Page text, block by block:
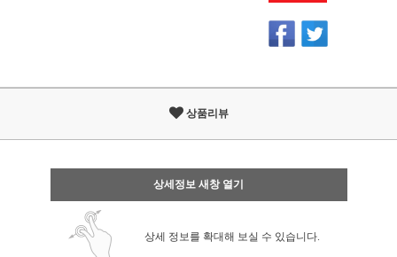
상품리뷰
상세정보 새창 열기
상세 정보를 확대해 보실 수 있습니다.